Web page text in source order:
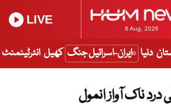
6 Aug, 2026
LIVE
دنیا ایران-اسرائیل جنگ کھیل انٹرٹینمنٹ
ناک آواز انمول